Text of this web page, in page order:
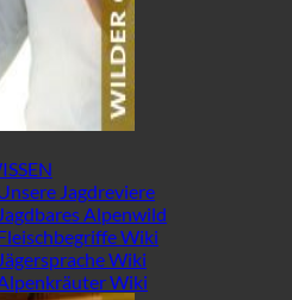
Jagdreviere
Jagdbares Alpenwild
Wiki
Jägersprache Wiki
Wiki